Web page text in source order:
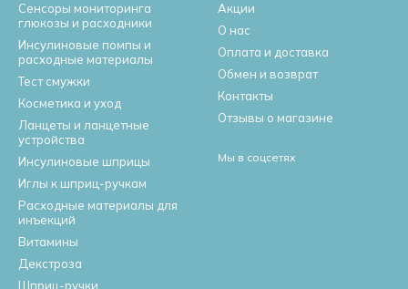
Сенсоры мониторинга
глюкозы и расходники
Инсулиновые помпы и
расходные материалы
Тест смужки
Косметика и уход
Ланцеты и ланцетные
устройства
Инсулиновые шприцы
Иглы к шприц-ручкам
Расходные материалы для
инъекций
Витамины
Декстроза
Шприц-ручки
Акции
О нас
Оплата и доставка
Обмен и возврат
Контакты
Отзывы о магазине
Мы в соцсетях